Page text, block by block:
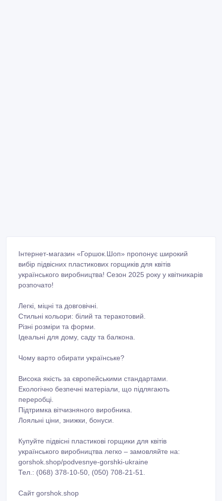
Інтернет-магазин «Горшок.Шоп» пропонує широкий
вибір підвісних пластикових горщиків для квітів
українського виробництва! Сезон 2025 року у квітникарів
розпочато!
Легкі, міцні та довговічні.
Стильні кольори: білий та теракотовий.
Різні розміри та форми.
Ідеальні для дому, саду та балкона.
Чому варто обирати українське?
Висока якість за європейськими стандартами.
Екологічно безпечні матеріали, що підлягають
переробці.
Підтримка вітчизняного виробника.
Лояльні ціни, знижки, бонуси.
Купуйте підвісні пластикові горщики для квітів
українського виробництва легко – замовляйте на:
gorshok.shop/podvesnye-gorshki-ukraine
Тел.: (068) 378-10-50, (050) 708-21-51.
Cайт gorshok.shop